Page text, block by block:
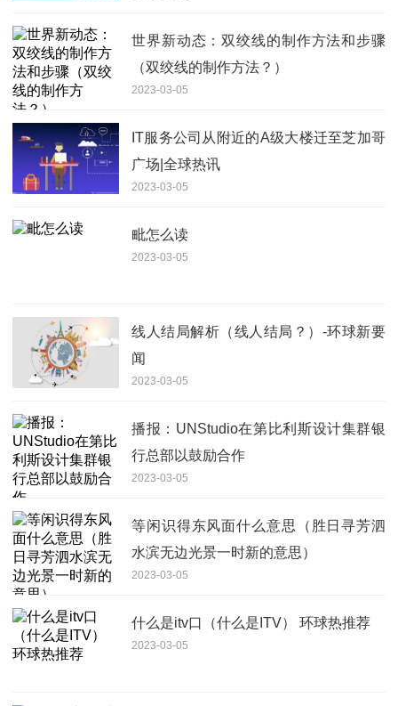
世界新动态：双绞线的制作方法和步骤
（双绞线的制作方法？）
2023-03-05
IT服务公司从附近的A级大楼迁至芝加哥
广场|全球热讯
2023-03-05
毗怎么读
2023-03-05
线人结局解析（线人结局？）-环球新要
闻
2023-03-05
播报：UNStudio在第比利斯设计集群银
行总部以鼓励合作
2023-03-05
等闲识得东风面什么意思（胜日寻芳泗
水滨无边光景一时新的意思）
2023-03-05
什么是itv口（什么是ITV） 环球热推荐
2023-03-05